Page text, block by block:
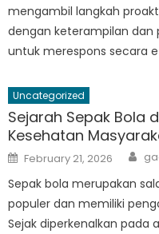
mengambil langkah
dengan keterampilan dan
untuk merespons secara
Uncategorized
Sejarah Sepak Bola
Kesehatan
Posted
on
February 21, 2026
Sepak bola merupakan
populer dan memiliki
Sejak diperkenalkan pada